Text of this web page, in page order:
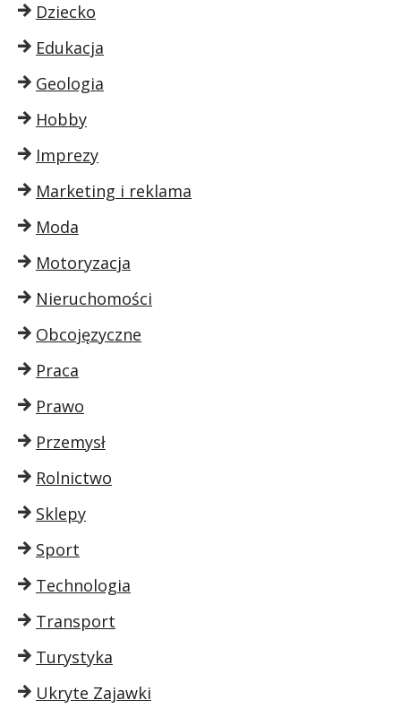
Dziecko
Edukacja
Geologia
Hobby
Imprezy
Marketing i reklama
Moda
Motoryzacja
Nieruchomości
Obcojęzyczne
Praca
Prawo
Przemysł
Rolnictwo
Sklepy
Sport
Technologia
Transport
Turystyka
Ukryte Zajawki